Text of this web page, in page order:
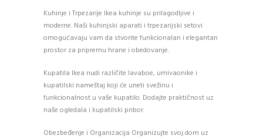
Kuhinje i Trpezarije Ikea kuhinje su prilagodljive i
moderne. Naši kuhinjski aparati i trpezarijski setovi
omogućavaju vam da stvorite funkcionalan i elegantan
prostor za pripremu hrane i obedovanje.
Kupatila Ikea nudi različite lavaboe, umivaonike i
kupatilski nameštaj koji će uneti svežinu i
funkcionalnost u vaše kupatilo. Dodajte praktičnost uz
naše ogledala i kupatilski pribor.
Obezbeđenje i Organizacija Organizujte svoj dom uz